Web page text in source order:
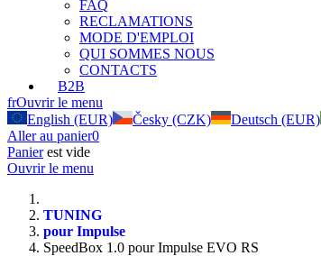
FAQ
RECLAMATIONS
MODE D'EMPLOI
QUI SOMMES NOUS
CONTACTS
B2B
frOuvrir le menu
English (EUR)
Česky (CZK) Deutsch (EUR)
Aller au panier0
Panierest vide
Ouvrir le menu
TUNING
pour Impulse
SpeedBox 1.0 pour Impulse EVO RS